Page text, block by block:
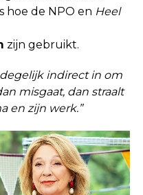
hoe de NPO en Heel
zijn gebruikt.
indirect in om
misgaat, dan straalt
en zijn werk.”